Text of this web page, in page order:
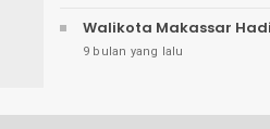
Walikota Makassar
9 bulan yang lalu